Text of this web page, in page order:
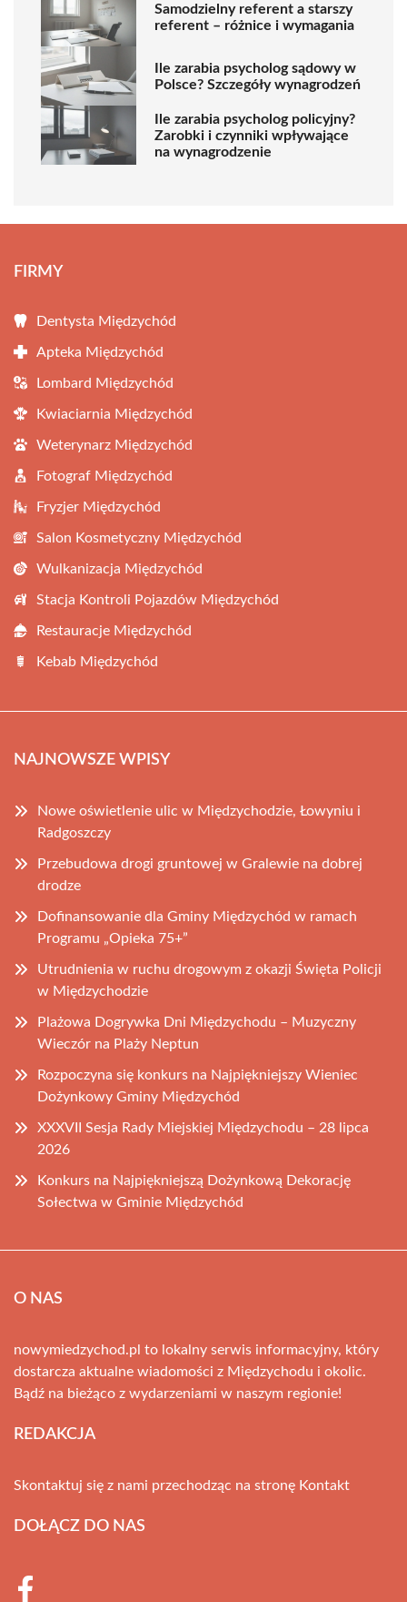
Samodzielny referent a starszy
referent – różnice i wymagania
Ile zarabia psycholog sądowy w
Polsce? Szczegóły wynagrodzeń
Ile zarabia psycholog policyjny?
Zarobki i czynniki wpływające
na wynagrodzenie
FIRMY
Dentysta Międzychód
Apteka Międzychód
Lombard Międzychód
Kwiaciarnia Międzychód
Weterynarz Międzychód
Fotograf Międzychód
Fryzjer Międzychód
Salon Kosmetyczny Międzychód
Wulkanizacja Międzychód
Stacja Kontroli Pojazdów Międzychód
Restauracje Międzychód
Kebab Międzychód
NAJNOWSZE WPISY
Nowe oświetlenie ulic w Międzychodzie, Łowyniu i
Radgoszczy
Przebudowa drogi gruntowej w Gralewie na dobrej
drodze
Dofinansowanie dla Gminy Międzychód w ramach
Programu „Opieka 75+”
Utrudnienia w ruchu drogowym z okazji Święta Policji
w Międzychodzie
Plażowa Dogrywka Dni Międzychodu – Muzyczny
Wieczór na Plaży Neptun
Rozpoczyna się konkurs na Najpiękniejszy Wieniec
Dożynkowy Gminy Międzychód
XXXVII Sesja Rady Miejskiej Międzychodu – 28 lipca
2026
Konkurs na Najpiękniejszą Dożynkową Dekorację
Sołectwa w Gminie Międzychód
O NAS
nowymiedzychod.pl to lokalny serwis informacyjny, który
dostarcza aktualne wiadomości z Międzychodu i okolic.
Bądź na bieżąco z wydarzeniami w naszym regionie!
REDAKCJA
Skontaktuj się z nami przechodząc na stronę Kontakt
DOŁĄCZ DO NAS